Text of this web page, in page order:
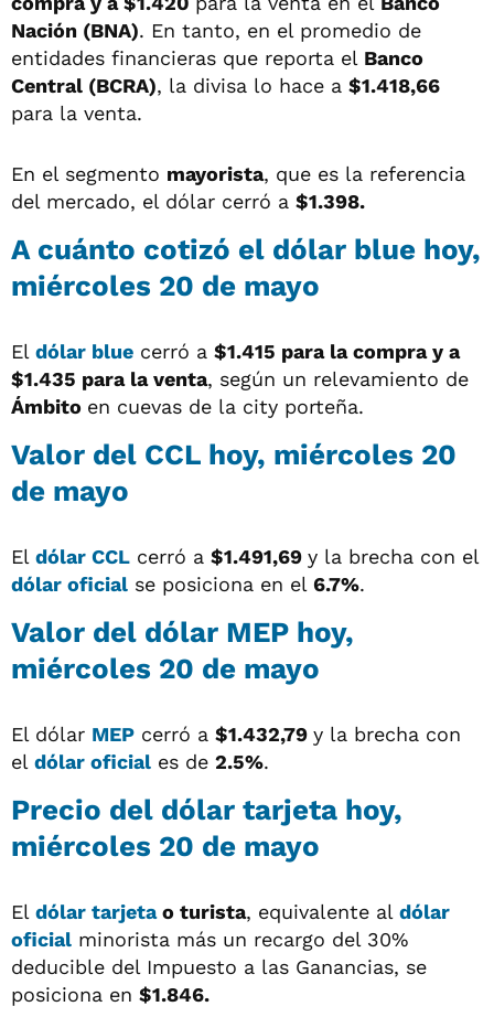
Nación (BNA). En tanto, en el promedio de
entidades financieras que reporta el Banco
Central (BCRA), la divisa lo hace a $1.418,66
para la venta.
En el segmento mayorista, que es la referencia
del mercado, el dólar cerró a $1.398.
A cuánto cotizó el dólar blue hoy,
miércoles 20 de mayo
El dólar blue cerró a $1.415 para la compra y a
$1.435 para la venta, según un relevamiento de
Ámbito en cuevas de la city porteña.
Valor del CCL hoy, miércoles 20
de mayo
El dólar CCL cerró a $1.491,69 y la brecha con el
dólar oficial se posiciona en el 6.7%.
Valor del dólar MEP hoy,
miércoles 20 de mayo
El dólar MEP cerró a $1.432,79 y la brecha con
el dólar oficial es de 2.5%.
Precio del dólar tarjeta hoy,
miércoles 20 de mayo
El dólar tarjetao turista, equivalente al dólar
oficial minorista más un recargo del 30%
deducible del Impuesto a las Ganancias, se
posiciona en $1.846.